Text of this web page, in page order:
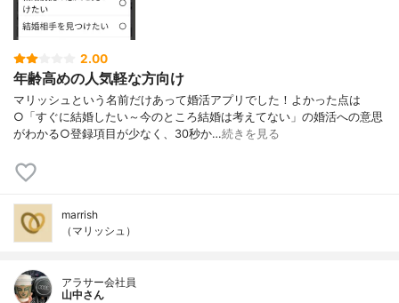
2.00
年齢高めの人気軽な方向け
マリッシュという名前だけあって婚活アプリでした！よかった点は
○「すぐに結婚したい～今のところ結婚は考えてない」の婚活への意思
がわかる○登録項目が少なく、30秒か…続きを見る
marrish
（マリッシュ）
アラサー会社員
山中さん